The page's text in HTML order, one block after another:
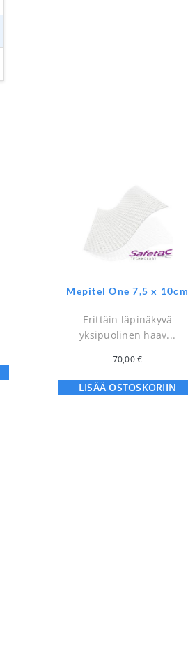
Mepitel One 7,5 x 10cm
Erittäin läpinäkyvä
yksipuolinen haav...
70,00€
LISÄÄ OSTOSKORIIN